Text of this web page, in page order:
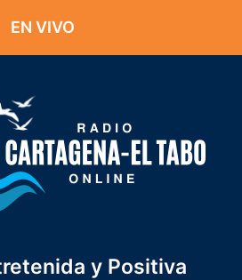
EN VIVO
y Positiva